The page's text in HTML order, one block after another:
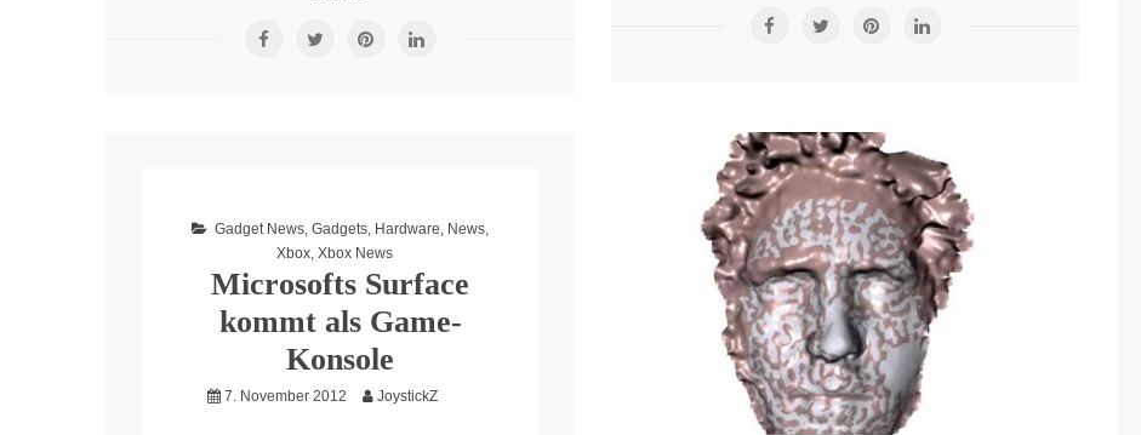
Gadget News, Gadgets, Hardware, News,
Xbox, Xbox News
Microsofts Surface
kommt als Game-
Konsole
7. November 2012 JoystickZ